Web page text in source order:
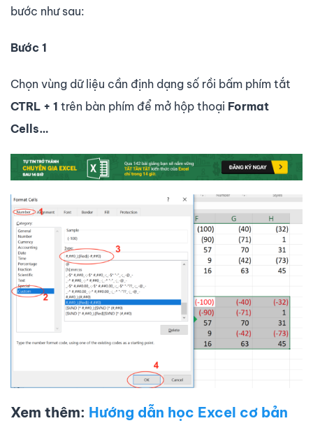
bước như sau:
Bước 1
Chọn vùng dữ liệu cần định dạng số rồi bấm phím tắt
CTRL + 1 trên bàn phím để mở hộp thoại Format
Cells…
Xem thêm: Hướng dẫn học Excel cơ bản